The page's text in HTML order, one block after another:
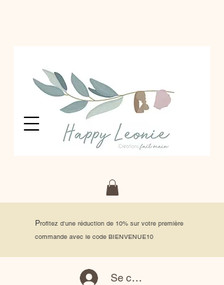
Profitez d'une réduction de 10% sur votre première
commande avec le code BIENVENUE10
Se connecter